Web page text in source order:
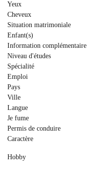
Yeux
Cheveux
Situation matrimoniale
Enfant(s)
Information complémentaire
Niveau d'études
Spécialité
Emploi
Pays
Ville
Langue
Je fume
Permis de conduire
Caractère
Hobby